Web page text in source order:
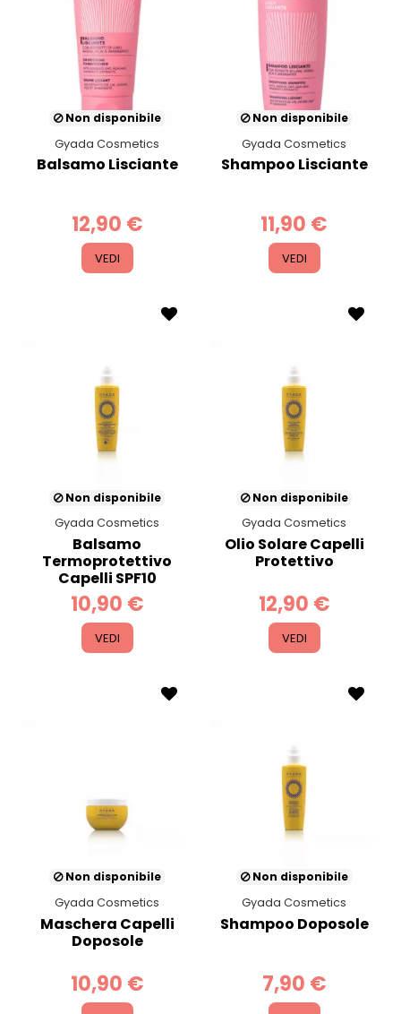
Non disponibile
Gyada Cosmetics
Balsamo Lisciante
12,90 €
VEDI
Non disponibile
Gyada Cosmetics
Shampoo Lisciante
11,90 €
VEDI
Non disponibile
Gyada Cosmetics
Balsamo
Termoprotettivo
Capelli SPF10
10,90 €
VEDI
Non disponibile
Gyada Cosmetics
Olio Solare Capelli
Protettivo
12,90 €
VEDI
Non disponibile
Gyada Cosmetics
Maschera Capelli
Doposole
10,90 €
Non disponibile
Gyada Cosmetics
Shampoo Doposole
7,90 €